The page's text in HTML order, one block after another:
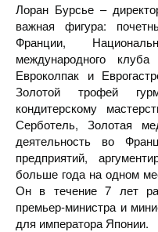
Лоран Бурсье –
важная фигура:
Франции,
международного
Евроколпак и
Золотой трофей
кондитерскому
Серботель, Золотая
деятельность во
предприятий,
больше года на одном
Он в течение 7 лет
премьер-министра и
для императора Японии.